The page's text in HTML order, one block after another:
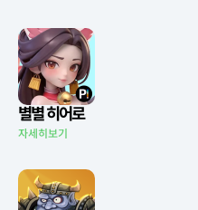
별별 히어로
자세히보기